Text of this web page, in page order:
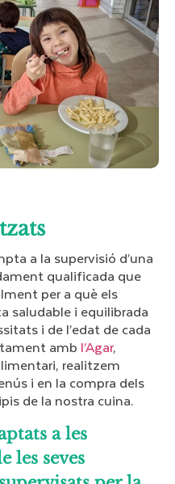
a la supervisió d’una
qualificada que
per a què els
saludable i equilibrada
i de l’edat de cada
amb l’Agar,
realitzem
i en la compra dels
de la nostra cuina.
a les
les seves